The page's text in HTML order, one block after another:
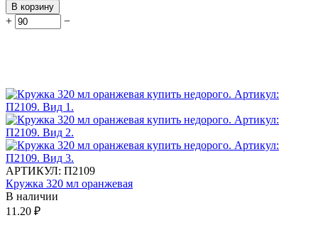
В корзину
+ −
АРТИКУЛ: П2109
Кружка 320 мл оранжевая
В наличии
11.20 ₽